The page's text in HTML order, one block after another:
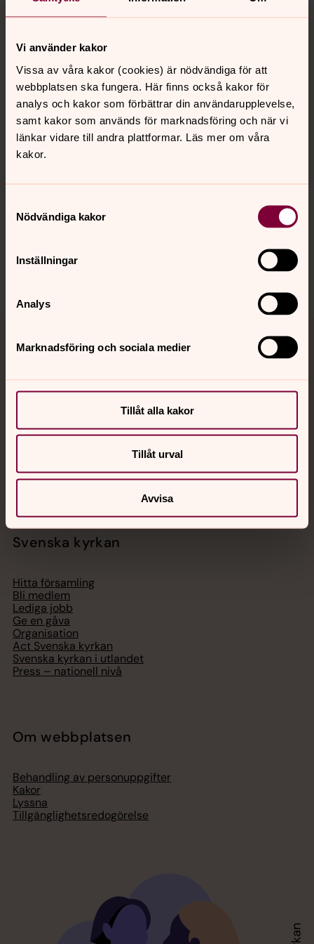
Vi använder kakor
Vissa av våra kakor (cookies) är nödvändiga för att
webbplatsen ska fungera. Här finns också kakor för
analys och kakor som förbättrar din användarupplevelse,
samt kakor som används för marknadsföring och när vi
länkar vidare till andra plattformar. Läs mer om våra
kakor.
Nödvändiga kakor
Inställningar
Analys
Marknadsföring och sociala medier
Tillåt alla kakor
Tillåt urval
Avvisa
Kontakt
Kalender
Hitta snabbt
Jourhavande präst
Akut samtals- och krisstöd. Prata eller chatta anonymt
Chatt
Telefon 112
Svenska kyrkan
Hitta församling
Bli medlem
Lediga jobb
Ge en gåva
Organisation
Act Svenska kyrkan
Svenska kyrkan i utlandet
Press – nationell nivå
Om webbplatsen
Behandling av personuppgifter
Kakor
Lyssna
Tillgänglighetsredogörelse